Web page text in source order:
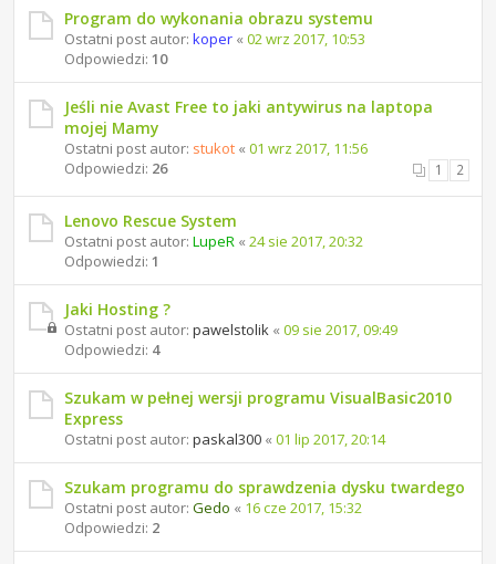
Program do wykonania obrazu systemu
Ostatni post autor: koper « 02 wrz 2017, 10:53
Odpowiedzi: 10
Jeśli nie Avast Free to jaki antywirus na laptopa
mojej Mamy
Ostatni post autor: stukot « 01 wrz 2017, 11:56
Odpowiedzi: 26 1 2
Lenovo Rescue System
Ostatni post autor: LupeR « 24 sie 2017, 20:32
Odpowiedzi: 1
Jaki Hosting ?
Ostatni post autor: pawelstolik « 09 sie 2017, 09:49
Odpowiedzi: 4
Szukam w pełnej wersji programu VisualBasic2010
Express
Ostatni post autor: paskal300 « 01 lip 2017, 20:14
Szukam programu do sprawdzenia dysku twardego
Ostatni post autor: Gedo « 16 cze 2017, 15:32
Odpowiedzi: 2